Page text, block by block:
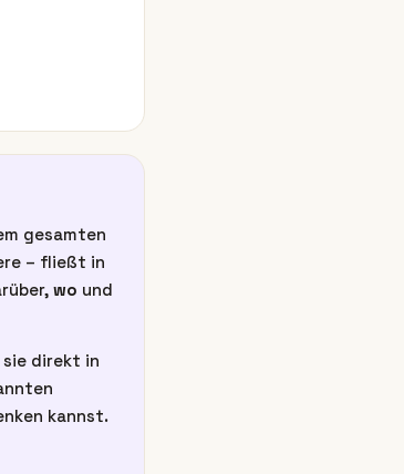
gesamten
– fließt in
wo und
direkt in
kannst.